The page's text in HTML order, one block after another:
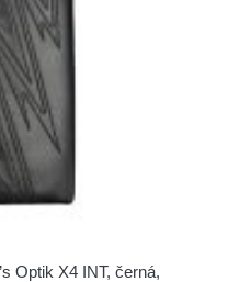
Optik X4 INT, černá,